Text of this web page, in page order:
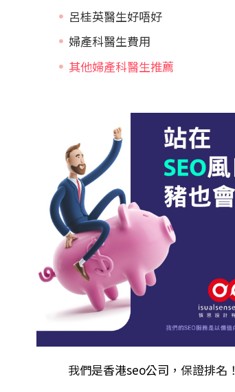
呂桂英醫生好唔好
婦產科醫生費用
其他婦產科醫生推薦
我們是香港seo公司 ，保證排名！